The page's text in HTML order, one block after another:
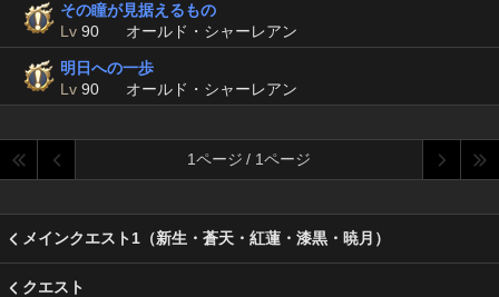
その瞳が見据えるもの
Lv 90 オールド・シャーレアン
明日への一歩
Lv 90 オールド・シャーレアン
1ページ / 1ページ
メインクエスト1（新生・蒼天・紅蓮・漆黒・暁月）
クエスト